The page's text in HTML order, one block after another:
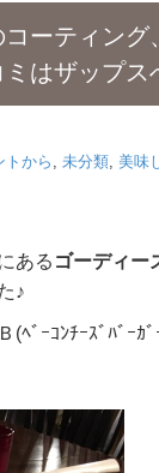
ーティング
はザップス
トから 未分類 美味
ある ゴーディー
♪
(ﾍﾞｰｺﾝﾁｰｽﾞﾊﾞｰｶ